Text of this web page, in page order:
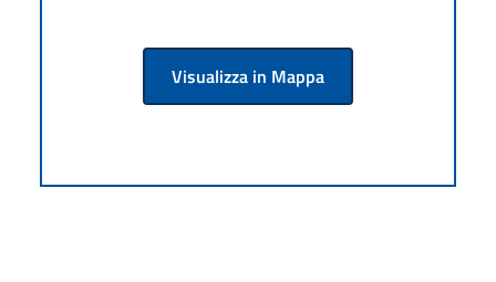
Visualizza in Mappa